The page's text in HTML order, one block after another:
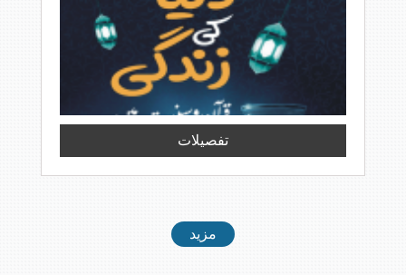
تفصیلات
مزید